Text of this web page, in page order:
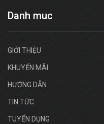
Danh muc
GIỚI THIỆU
KHUYẾN MÃI
HƯỚNG DẪN
TIN TỨC
TUYỂN DỤNG